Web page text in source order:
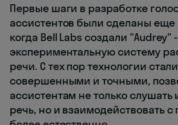
Первые шаги в разработке
ассистентов были сделаны еще
когда Bell Labs создали "Audrey" -
экспериментальную систему
речи. С тех пор технологии
совершенными и точными,
ассистентам не только слушать
речь, но и взаимодействовать с